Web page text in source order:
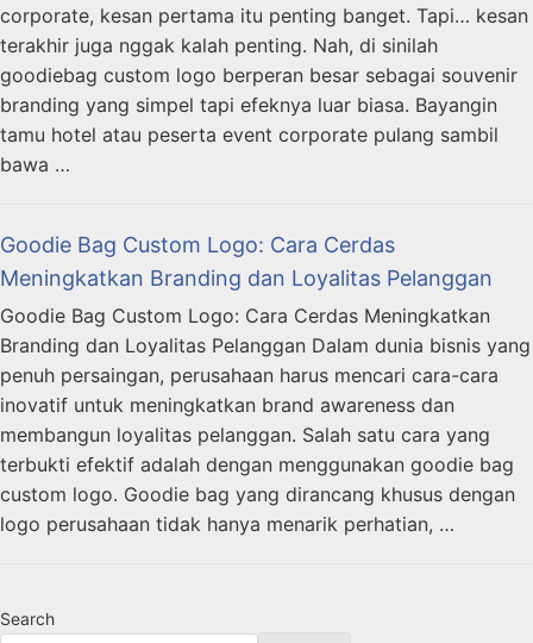
corporate, kesan pertama itu penting banget. Tapi… kesan
terakhir juga nggak kalah penting. Nah, di sinilah
goodiebag custom logo berperan besar sebagai souvenir
branding yang simpel tapi efeknya luar biasa. Bayangin
tamu hotel atau peserta event corporate pulang sambil
bawa …
Goodie Bag Custom Logo: Cara Cerdas
Meningkatkan Branding dan Loyalitas Pelanggan
Goodie Bag Custom Logo: Cara Cerdas Meningkatkan
Branding dan Loyalitas Pelanggan Dalam dunia bisnis yang
penuh persaingan, perusahaan harus mencari cara-cara
inovatif untuk meningkatkan brand awareness dan
membangun loyalitas pelanggan. Salah satu cara yang
terbukti efektif adalah dengan menggunakan goodie bag
custom logo. Goodie bag yang dirancang khusus dengan
logo perusahaan tidak hanya menarik perhatian, …
Search